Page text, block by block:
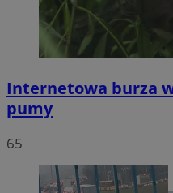
Internetowa burza
pumy
65